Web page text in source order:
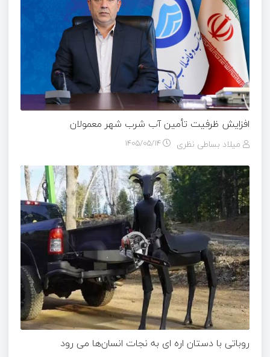
افزایش ظرفیت تأمین آب شرب شهر معمولان
میلاد بساطی نظری ۱۴۰۵/۰۵/۱۴
روباتی با دستان اره ای به نجات انسان‌ها می رود